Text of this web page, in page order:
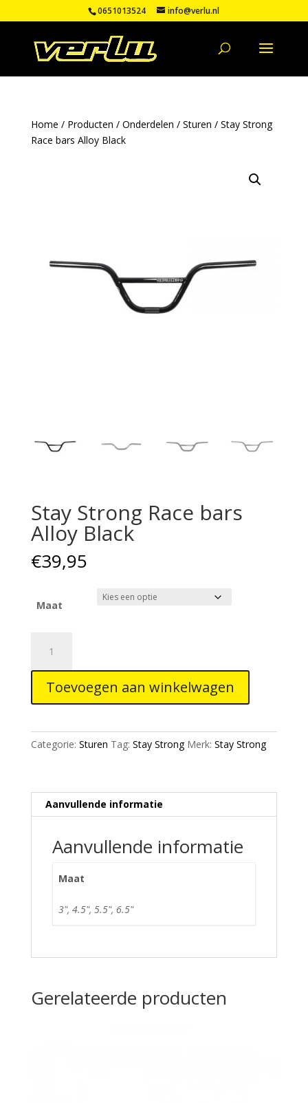
0651013524 info@verlu.nl
Home / Producten / Onderdelen / Sturen / Stay Strong
Race bars Alloy Black
Stay Strong Race bars
Alloy Black
€39,95
Maat
Strong
Race
bars
Alloy
aantal
Toevoegen aan winkelwagen
Categorie: Sturen Tag: Stay Strong Merk: Stay Strong
Aanvullende informatie
Aanvullende informatie
Maat
3", 4.5", 5.5", 6.5"
Gerelateerde producten